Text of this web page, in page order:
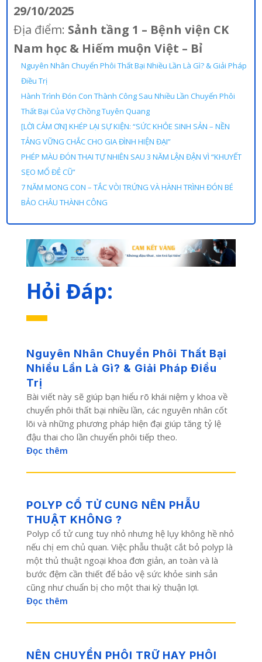
29/10/2025
Địa điểm: Sảnh tầng 1 – Bệnh viện CK
Nam học & Hiếm muộn Việt – Bỉ
Nguyên Nhân Chuyển Phôi Thất Bại Nhiều Lần Là Gì? & Giải Pháp
Điều Trị
Hành Trình Đón Con Thành Công Sau Nhiều Lần Chuyển Phôi
Thất Bại Của Vợ Chồng Tuyên Quang
[LỜI CẢM ƠN] KHÉP LẠI SỰ KIỆN: “SỨC KHỎE SINH SẢN – NỀN
TẢNG VỮNG CHẮC CHO GIA ĐÌNH HIỆN ĐẠI”
PHÉP MÀU ĐÓN THAI TỰ NHIÊN SAU 3 NĂM LẬN ĐẬN VÌ “KHUYẾT
SẸO MỔ ĐẺ CŨ”
7 NĂM MONG CON – TẮC VÒI TRỨNG VÀ HÀNH TRÌNH ĐÓN BÉ
BẢO CHÂU THÀNH CÔNG
Hỏi Đáp:
Nguyên Nhân Chuyển Phôi Thất Bại
Nhiều Lần Là Gì? & Giải Pháp Điều
Trị
Bài viết này sẽ giúp bạn hiểu rõ khái niệm y khoa về
chuyển phôi thất bại nhiều lần, các nguyên nhân cốt
lõi và những phương pháp hiện đại giúp tăng tỷ lệ
đậu thai cho lần chuyển phôi tiếp theo.
Đọc thêm
POLYP CỔ TỬ CUNG NÊN PHẪU
THUẬT KHÔNG ?
Polyp cổ tử cung tuy nhỏ nhưng hệ lụy không hề nhỏ
nếu chị em chủ quan. Việc phẫu thuật cắt bỏ polyp là
một thủ thuật ngoại khoa đơn giản, an toàn và là
bước đệm cần thiết để bảo vệ sức khỏe sinh sản
cũng như chuẩn bị cho một thai kỳ thuận lợi.
Đọc thêm
NÊN CHUYỂN PHÔI TRỮ HAY PHÔI